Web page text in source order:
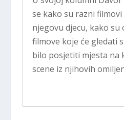
se kako su razni
njegovu djecu, kako
filmove koje će gledati
bilo posjetiti mjesta na
scene iz njihovih